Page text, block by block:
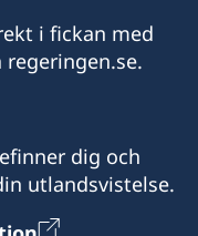
av pass och
krävs):
i fickan med
regeringen.se.
dig och
utlandsvistelse.